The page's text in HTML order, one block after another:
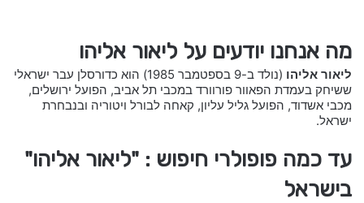
מה אנחנו יודעים על ליאור אליהו
ליאור אליהו
(נולד ב-9 בספטמבר 1985) הוא כדורסלן עבר ישראלי
ששיחק בעמדת הפאוור פורוורד במכבי תל אביב, הפועל ירושלים,
מכבי אשדוד, הפועל גליל עליון, קאחה לבורל ויטוריה ובנבחרת
ישראל.
עד כמה פופולרי חיפוש : "ליאור אליהו"
בישראל